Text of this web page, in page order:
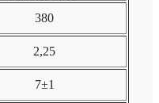
380
2,25
7±1